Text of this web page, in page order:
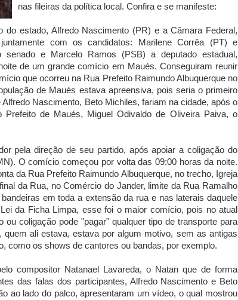
nas fileiras da política local. Confira e se manifeste:
do estado, Alfredo Nascimento (PR) e a Câmara Federal,
com os candidatos: Marilene Corrêa (PT) e
senado e Marcelo Ramos (PSB) a deputado estadual,
de um grande comício em Maués. Conseguiram reunir
que ocorreu na Rua Prefeito Raimundo Albuquerque no
de Maués estava apreensiva, pois seria o primeiro
Nascimento, Beto Michiles, fariam na cidade, após o
Prefeito de Maués, Miguel Odivaldo de Oliveira Paiva, o
pela direção de seu partido, após apoiar a coligação do
O comício começou por volta das 09:00 horas da noite.
da Rua Prefeito Raimundo Albuquerque, no trecho, Igreja
da Rua, no Comércio do Jander, limite da Rua Ramalho
em toda a extensão da rua e nas laterais daquele
da Ficha Limpa, esse foi o maior comício, pois no atual
ou coligação pode "pagar" qualquer tipo de transporte para
quem ali estava, estava por algum motivo, sem as antigas
como os shows de cantores ou bandas, por exemplo.
compositor Natanael Lavareda, o Natan que de forma
das falas dos participantes, Alfredo Nascimento e Beto
ao lado do palco, apresentaram um vídeo, o qual mostrou